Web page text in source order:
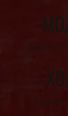
Авто /
1 день